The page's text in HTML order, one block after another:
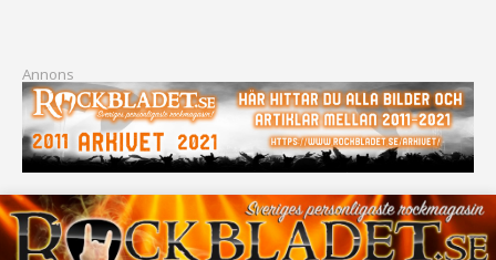
Annons